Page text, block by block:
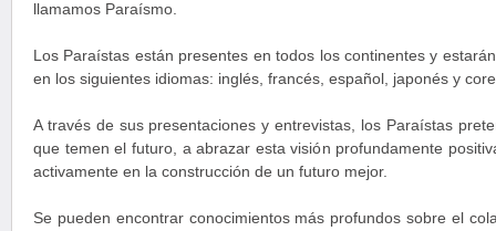
llamamos Paraísmo.
Los Paraístas están presentes en todos los continentes y
en los siguientes idiomas: inglés, francés, español, japonés y
A través de sus presentaciones y entrevistas, los Paraístas
que temen el futuro, a abrazar esta visión profundamente
activamente en la construcción de un futuro mejor.
Se pueden encontrar conocimientos más profundos sobre el